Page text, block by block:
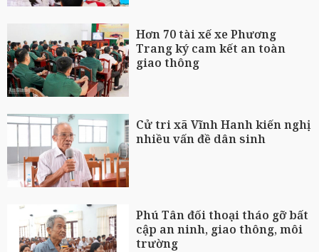
Hơn 70 tài xế xe Phương
Trang ký cam kết an toàn
giao thông
Cử tri xã Vĩnh Hanh kiến nghị
nhiều vấn đề dân sinh
Phú Tân đối thoại tháo gỡ bất
cập an ninh, giao thông, môi
trường